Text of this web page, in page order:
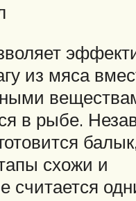
из мяса
в рыбе.
балык,
схожи и
считается